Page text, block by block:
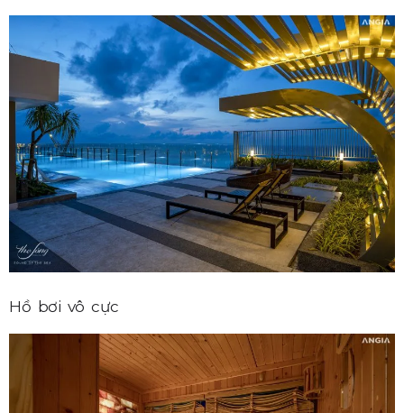
Hồ bơi vô cực